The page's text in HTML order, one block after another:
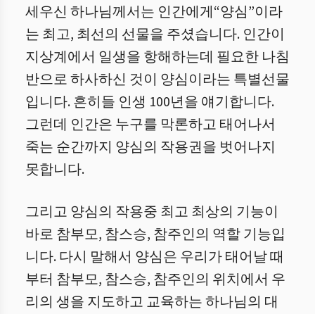
세우신 하나님께서는 인간에게“양심”이라
는 최고, 최선의 선물을 주셨습니다. 인간이
지상계에서 일생을 항해하는데 필요한 나침
반으로 하사하신 것이 양심이라는 특별선물
입니다. 흔히들 인생 100년을 얘기합니다.
그런데 인간은 누구를 막론하고 태어나서
죽는 순간까지 양심의 작용권을 벗어나지
못합니다.
그리고 양심의 작용중 최고 최상의 기능이
바로 참부모, 참스승, 참주인의 역할 기능입
니다. 다시 말해서 양심은 우리가 태어날 때
부터 참부모, 참스승, 참주인의 위치에서 우
리의 생을 지도하고 교육하는 하나님의 대